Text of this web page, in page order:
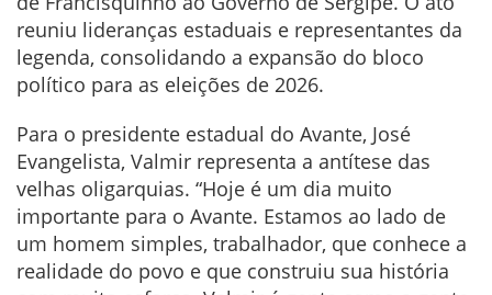
reuniu lideranças estaduais e representantes da
legenda, consolidando a expansão do bloco
político para as eleições de 2026.
Para o presidente estadual do Avante, José
Evangelista, Valmir representa a antítese das
velhas oligarquias. “Hoje é um dia muito
importante para o Avante. Estamos ao lado de
um homem simples, trabalhador, que conhece a
realidade do povo e que construiu sua história